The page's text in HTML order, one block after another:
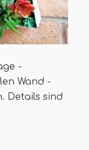
-
Wand -
Details sind